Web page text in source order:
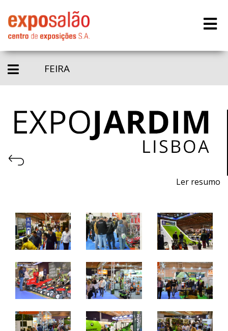
FEIRA
Ler resumo
7 a 9 de abril de 2022 - FIL - Lisboa
quinta a sábado - 10h / 19h